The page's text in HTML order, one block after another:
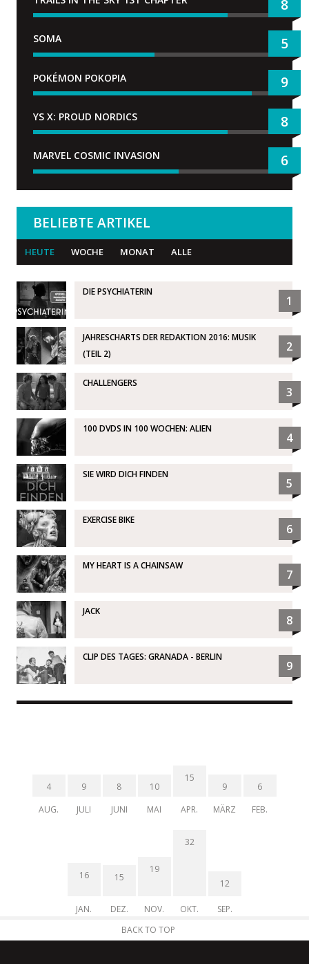
8
SOMA 5
POKÉMON POKOPIA 9
YS X: PROUD NORDICS 8
MARVEL COSMIC INVASION 6
BELIEBTE ARTIKEL
HEUTE WOCHE MONAT ALLE
DIE PSYCHIATERIN
1
JAHRESCHARTS DER REDAKTION 2016: MUSIK
(TEIL 2)
2
CHALLENGERS
3
100 DVDS IN 100 WOCHEN: ALIEN
4
SIE WIRD DICH FINDEN
5
EXERCISE BIKE
6
MY HEART IS A CHAINSAW
7
JACK
8
CLIP DES TAGES: GRANADA - BERLIN
9
4
AUG.
9
JULI
8
JUNI
10
MAI
15
APR.
9
MÄRZ
6
FEB.
16
JAN.
15
DEZ.
19
NOV.
32
OKT.
12
SEP.
BACK TO TOP